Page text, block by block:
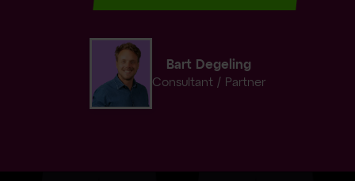
Bart Degeling
Consultant / Partner